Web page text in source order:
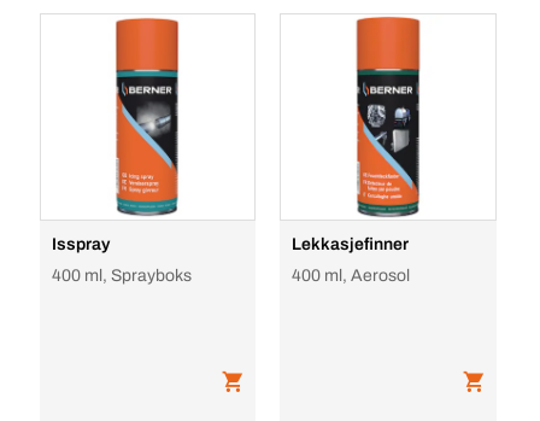
Isspray
400 ml, Sprayboks
Lekkasjefinner
400 ml, Aerosol